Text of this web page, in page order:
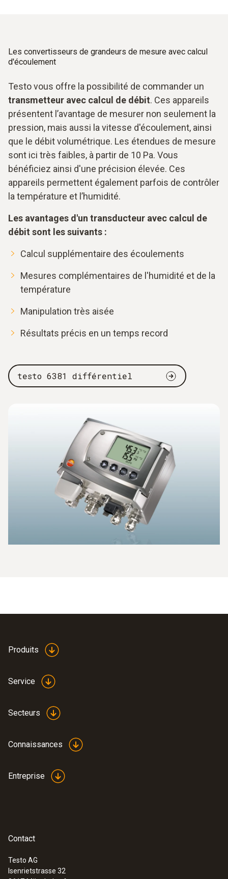
Les convertisseurs de grandeurs de mesure avec calcul
d'écoulement
Testo vous offre la possibilité de commander un
transmetteur avec calcul de débit. Ces appareils
présentent l’avantage de mesurer non seulement la
pression, mais aussi la vitesse d'écoulement, ainsi
que le débit volumétrique. Les étendues de mesure
sont ici très faibles, à partir de 10 Pa. Vous
bénéficiez ainsi d'une précision élevée. Ces
appareils permettent également parfois de contrôler
la température et l’humidité.
Les avantages d'un transducteur avec calcul de
débit sont les suivants :
Calcul supplémentaire des écoulements
Mesures complémentaires de l'humidité et de la
température
Manipulation très aisée
Résultats précis en un temps record
testo 6381 différentiel
Produits
Service
Secteurs
Connaissances
Entreprise
Contact
Testo AG
Isenrietstrasse 32